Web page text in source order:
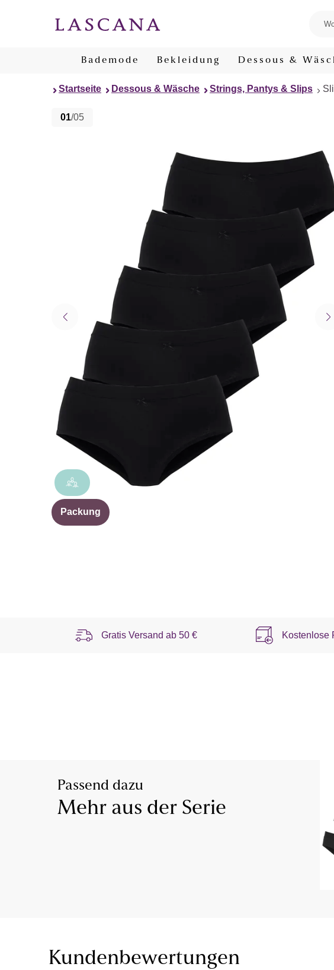
Bademode Bekleidung Dessous &
Startseite Dessous & Wäsche Strings, Pantys & Slips
01/05
Packung
Gratis Versand ab 50 € Kostenlose
Passend dazu
Mehr aus der Serie
Kundenbewertungen